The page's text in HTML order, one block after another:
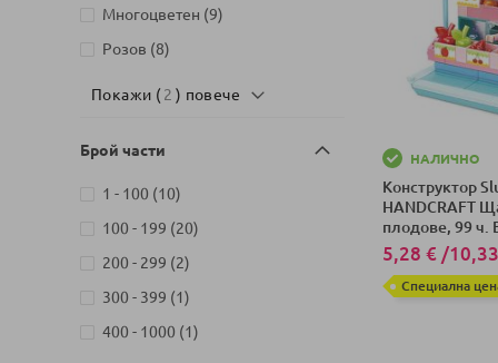
НАЛИЧНО
Конструктор
HANDCRAFT
плодове, 99 ч.
5,28 € /
Специална
Многоцветен 9
артикули
Розов
8
артикули
Покажи (2 ) повече
Брой части
1 - 100 10
артикули
100 - 199
20
артикули
200 - 299
2
артикули
300 - 399
1
артикул
400 - 1000
1
артикул